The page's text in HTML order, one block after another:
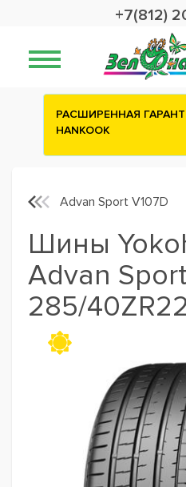
+7(812)
ГАРАНТИЯ:
Advan Sport V107D
Шины
Advan
285/